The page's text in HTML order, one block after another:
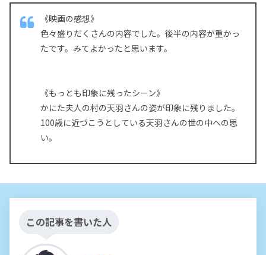
《映画の感想》
色々盛りだくさんの内容でした。後半の内容が重かっ
たです。みてよかったと思います。
《もっとも印象に残ったシーン》
かにた夫人の村の天羽さんの姿が印象に残りました。
100歳に近づこうとしている天羽さんの世の中への思
い。
この記事を書いた人